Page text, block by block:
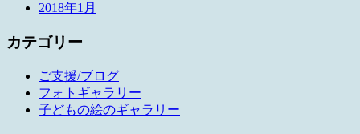
2018年1月
カテゴリー
ご支援/ブログ
フォトギャラリー
子どもの絵のギャラリー